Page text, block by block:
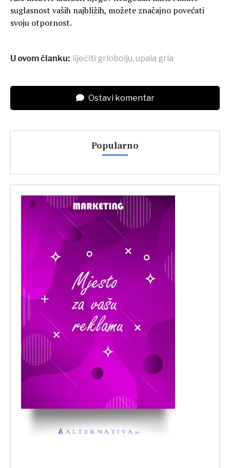
suglasnost vaših najbližih, možete značajno povećati
svoju otpornost.
U ovom članku: liječiti grlobolju, upala grla
Ostavi komentar
Popularno